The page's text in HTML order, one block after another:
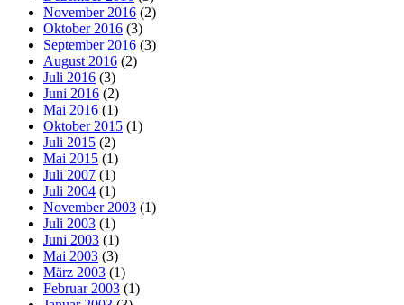
November 2016 (2)
Oktober 2016 (3)
September 2016 (3)
August 2016 (2)
Juli 2016 (3)
Juni 2016 (2)
Mai 2016 (1)
Oktober 2015 (1)
Juli 2015 (2)
Mai 2015 (1)
Juli 2007 (1)
Juli 2004 (1)
November 2003 (1)
Juli 2003 (1)
Juni 2003 (1)
Mai 2003 (3)
März 2003 (1)
Februar 2003 (1)